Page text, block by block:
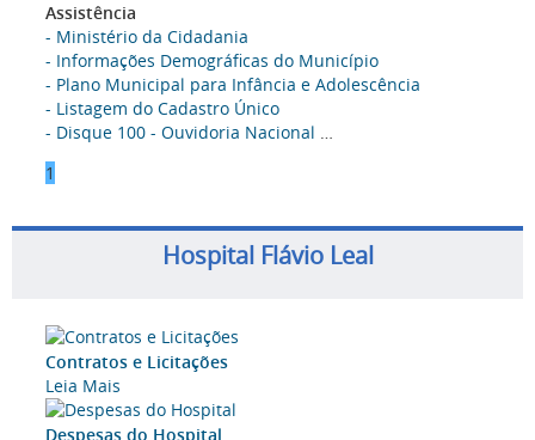
Assistência
- Ministério da Cidadania
- Informações Demográficas do Município
- Plano Municipal para Infância e Adolescência
- Listagem do Cadastro Único
- Disque 100 - Ouvidoria Nacional …
1
Hospital Flávio Leal
Contratos e Licitações
Leia Mais
Despesas do Hospital